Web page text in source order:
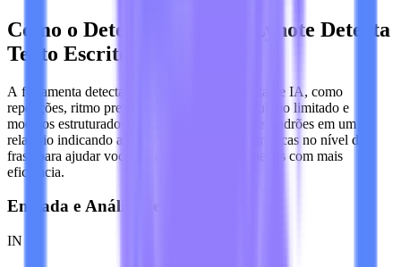
Como o Detector de IA da Lynote Detecta
Texto Escrito por IA
A ferramenta detecta padrões típicos da escrita de IA, como
repetições, ritmo previsível das frases, vocabulário limitado e
modelos estruturados. O Lynote transforma os padrões em um
relatório indicando a probabilidade de IA com dicas no nível da
frase para ajudar você a analisar trechos suspeitos com mais
eficiência.
Entrada e Análise de Sinais
IN